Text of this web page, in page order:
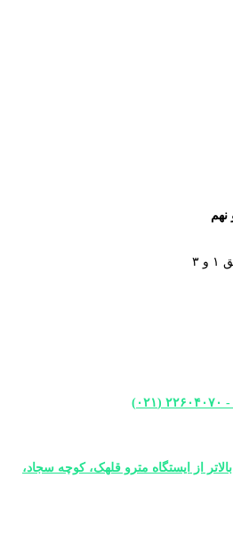
نهم
از ایستگاه مترو قلهک، کوچه سجاد،